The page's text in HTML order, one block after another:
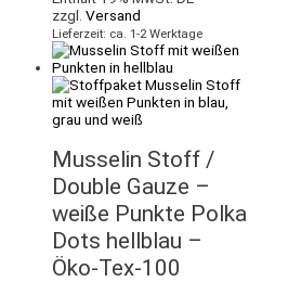
zzgl. Versand
Lieferzeit: ca. 1-2 Werktage
Musselin Stoff /
Double Gauze –
weiße Punkte Polka
Dots hellblau –
Öko-Tex-100